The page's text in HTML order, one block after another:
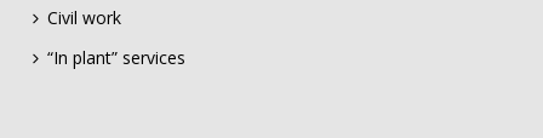
Civil work
“In plant” services